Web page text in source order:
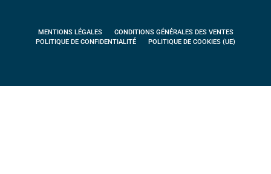
MENTIONS LÉGALES
CONDITIONS GÉNÉRALES DES VENTES
POLITIQUE DE CONFIDENTIALITÉ
POLITIQUE DE COOKIES (UE)